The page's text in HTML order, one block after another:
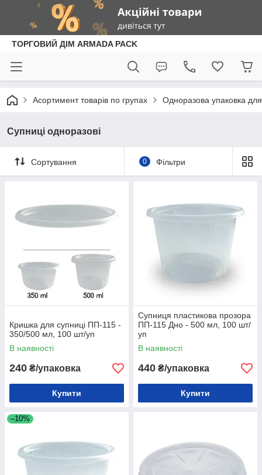
ТОРГОВИЙ ДІМ ARMADA PACK
Асортимент товарів по групах Одноразова упаковка для
Супниці одноразові
Сортування 0 Фільтри
Кришка для супниці ПП-115 -
350/500 мл, 100 шт/уп
В наявності
240 ₴/упаковка
Купити
Супниця пластикова прозора
ПП-115 Дно - 500 мл, 100 шт/
уп
В наявності
440 ₴/упаковка
Купити
–10%